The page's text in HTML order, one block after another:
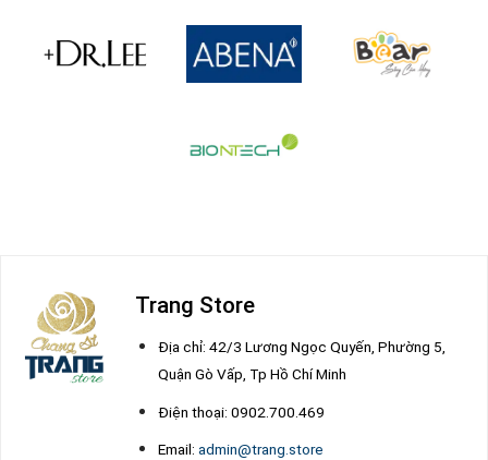
Trang Store
Địa chỉ: 42/3 Lương Ngọc Quyến, Phường 5,
Quận Gò Vấp, Tp Hồ Chí Minh
Điện thoại: 0902.700.469
Email:admin@trang.store